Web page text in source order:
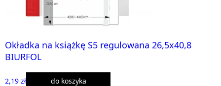
Okładka na książkę S5 regulowana 26,5x40,8
BIURFOL
2,19 zł do koszyka